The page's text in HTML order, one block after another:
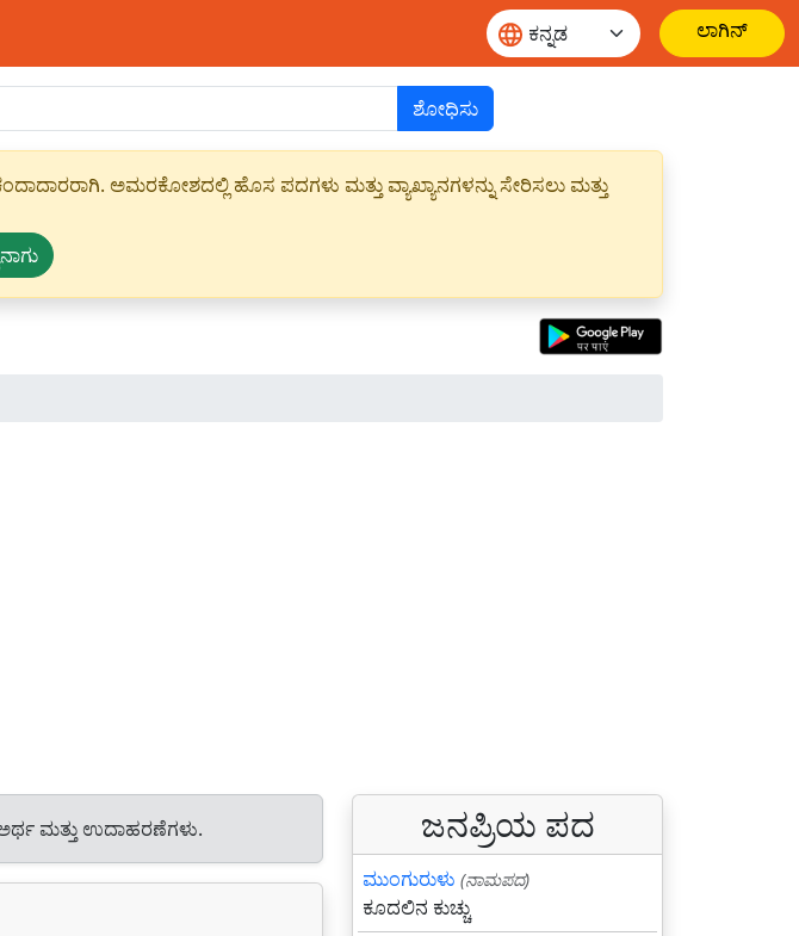
ಲಾಗಿನ್
ಶೋಧಿಸು
ಅಮರಕೋಶದಲ್ಲಿ ಹೊಸ ಪದಗಳು ಮತ್ತು ವ್ಯಾಖ್ಯಾನಗಳನ್ನು ಸೇರಿಸಲು ಮತ್ತು
ಮತ್ತು ಉದಾಹರಣೆಗಳು. ಜನಪ್ರಿಯ ಪದ
ಮುಂಗುರುಳು (ನಾಮಪದ)
ಕೂದಲಿನ ಕುಚ್ಚು